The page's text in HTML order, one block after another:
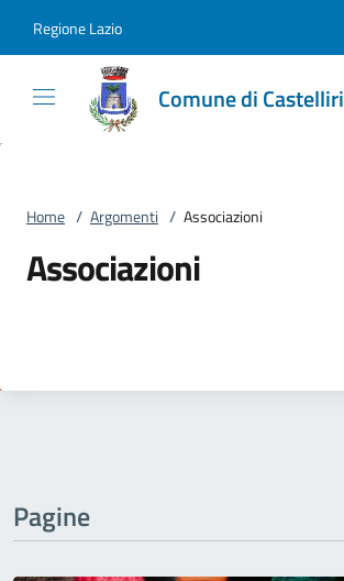
Regione Lazio
Comune di Castelliri
Home / Argomenti / Associazioni
Associazioni
Pagine